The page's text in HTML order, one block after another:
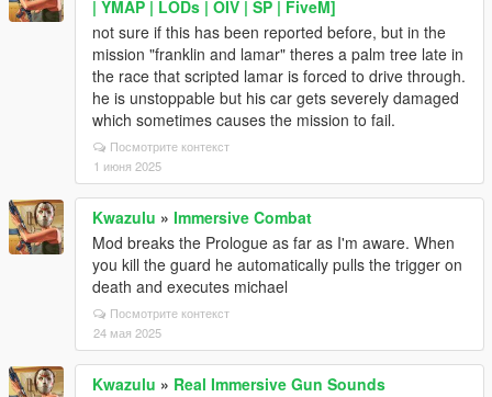
| YMAP | LODs | OIV | SP | FiveM]
not sure if this has been reported before, but in the
mission "franklin and lamar" theres a palm tree late in
the race that scripted lamar is forced to drive through.
he is unstoppable but his car gets severely damaged
which sometimes causes the mission to fail.
Посмотрите контекст
1 июня 2025
Kwazulu » Immersive Combat
Mod breaks the Prologue as far as I'm aware. When
you kill the guard he automatically pulls the trigger on
death and executes michael
Посмотрите контекст
24 мая 2025
Kwazulu » Real Immersive Gun Sounds